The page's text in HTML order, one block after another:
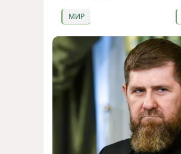
МИР